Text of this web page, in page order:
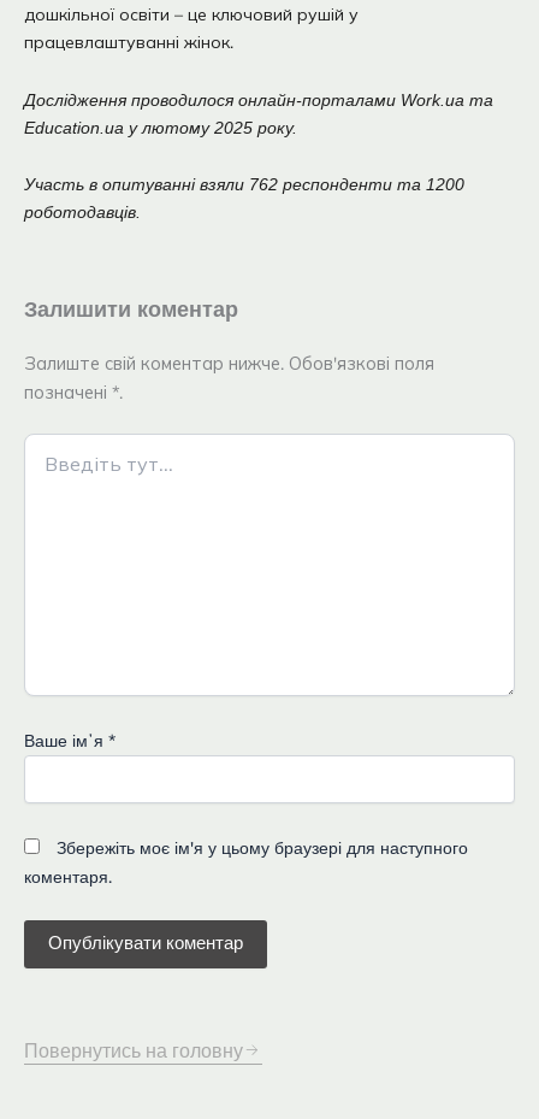
дошкільної освіти – це ключовий рушій у
працевлаштуванні жінок.
Дослідження проводилося онлайн-порталами Work.ua та
Education.ua у лютому 2025 року.
Участь в опитуванні взяли 762 респонденти та 1200
роботодавців.
Залишити коментар
Залиште свій коментар нижче. Обов'язкові поля
позначені *.
Введіть
тут...
Ваше імʼя *
Збережіть моє ім'я у цьому браузері для наступного
коментаря.
Повернутись на головну